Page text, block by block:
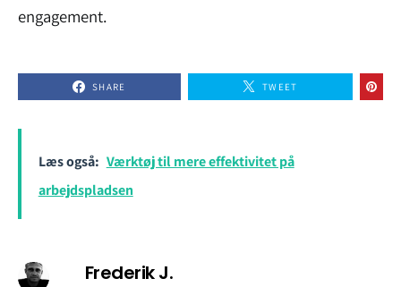
engagement.
SHARE TWEET
Læs også: Værktøj til mere effektivitet på
arbejdspladsen
Frederik J.